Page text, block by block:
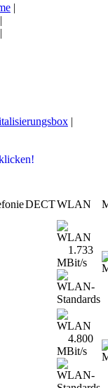
|
|
|
|
DECTWLAN
1.733
MBit/s
4.800
MBit/s